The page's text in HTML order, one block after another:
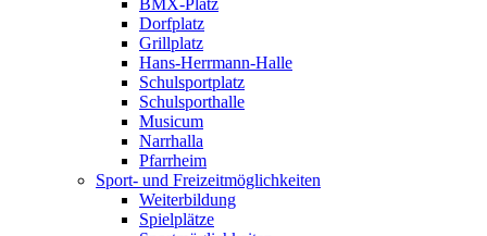
BMX-Platz
Dorfplatz
Grillplatz
Hans-Herrmann-Halle
Schulsportplatz
Schulsporthalle
Musicum
Narrhalla
Pfarrheim
Sport- und Freizeitmöglichkeiten
Weiterbildung
Spielplätze